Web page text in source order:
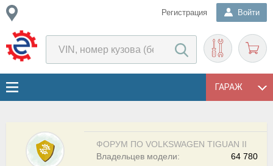
Регистрация Войти
ГАРАЖ
ФОРУМ ПО VOLKSWAGEN TIGUAN II
64 780
Владельцев модели: